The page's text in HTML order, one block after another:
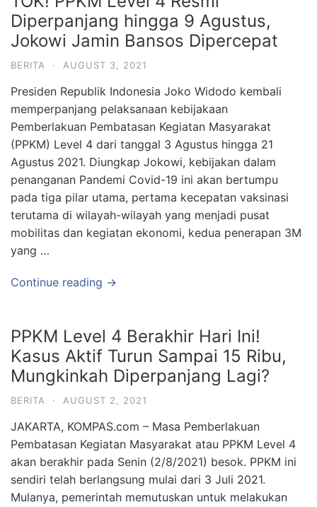
Diperpanjang hingga 9 Agustus,
Jokowi Jamin Bansos Dipercepat
BERITA · AUGUST 3, 2021
Presiden Republik Indonesia Joko Widodo kembali
memperpanjang pelaksanaan kebijakaan
Pemberlakuan Pembatasan Kegiatan Masyarakat
(PPKM) Level 4 dari tanggal 3 Agustus hingga 21
Agustus 2021. Diungkap Jokowi, kebijakan dalam
penanganan Pandemi Covid-19 ini akan bertumpu
pada tiga pilar utama, pertama kecepatan vaksinasi
terutama di wilayah-wilayah yang menjadi pusat
mobilitas dan kegiatan ekonomi, kedua penerapan 3M
yang …
Continue reading →
PPKM Level 4 Berakhir Hari Ini!
Kasus Aktif Turun Sampai 15 Ribu,
Mungkinkah Diperpanjang Lagi?
BERITA · AUGUST 2, 2021
JAKARTA, KOMPAS.com – Masa Pemberlakuan
Pembatasan Kegiatan Masyarakat atau PPKM Level 4
akan berakhir pada Senin (2/8/2021) besok. PPKM ini
sendiri telah berlangsung mulai dari 3 Juli 2021.
Mulanya, pemerintah memutuskan untuk melakukan